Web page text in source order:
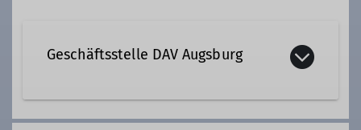
Geschäftsstelle DAV Augsburg
Peutingerstr. 24